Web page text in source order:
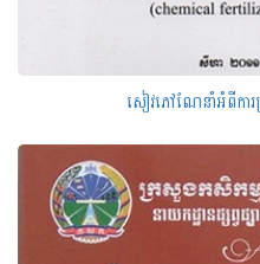
សៀវភៅណែនាំអំពីការ